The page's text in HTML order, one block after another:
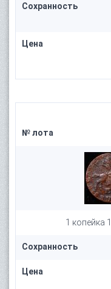
Сохранность
Цена
№ лота
1 копейка
Сохранность
Цена